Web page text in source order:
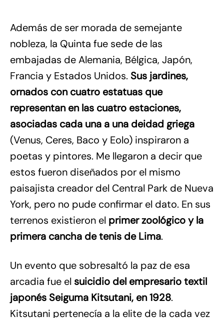
Además de ser morada de semejante
nobleza, la Quinta fue sede de las
embajadas de Alemania, Bélgica, Japón,
Francia y Estados Unidos. Sus jardines,
ornados con cuatro estatuas que
representan en las cuatro estaciones,
asociadas cada una a una deidad griega
(Venus, Ceres, Baco y Eolo) inspiraron a
poetas y pintores. Me llegaron a decir que
estos fueron diseñados por el mismo
paisajista creador del Central Park de Nueva
York, pero no pude confirmar el dato. En sus
terrenos existieron el primer zoológico y la
primera cancha de tenis de Lima.
Un evento que sobresaltó la paz de esa
arcadia fue el suicidio del empresario textil
japonés Seiguma Kitsutani, en 1928.
Kitsutani pertenecía a la elite de la cada vez